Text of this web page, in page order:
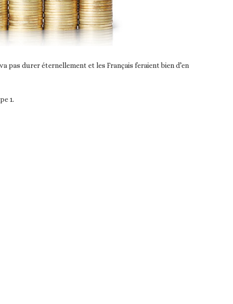
pas durer éternellement et les Français feraient bien d’en
1.